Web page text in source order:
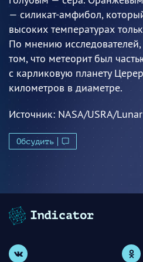
— силикат-амфибол,
высоких температурах
По мнению исследователей,
том, что метеорит был
с карликовую планету
километров в диаметре.
Источник:NASA/USRA/
Обсудить